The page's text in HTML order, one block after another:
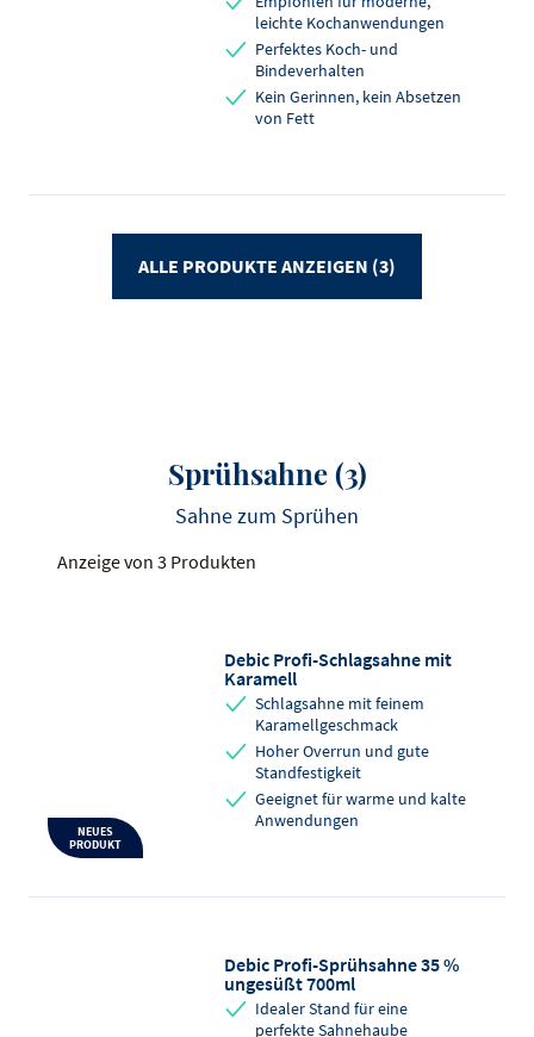
leichte Kochanwendungen
Perfektes Koch- und
Bindeverhalten
Kein Gerinnen, kein Absetzen
von Fett
ALLE PRODUKTE ANZEIGEN (3)
Sprühsahne(3)
Sahne zum Sprühen
Anzeige von 3 Produkten
NEUES
PRODUKT
Debic Profi-Schlagsahne mit
Karamell
Schlagsahne mit feinem
Karamellgeschmack
Hoher Overrun und gute
Standfestigkeit
Geeignet für warme und kalte
Anwendungen
Debic Profi-Sprühsahne 35 %
ungesüßt 700ml
Idealer Stand für eine
perfekte Sahnehaube